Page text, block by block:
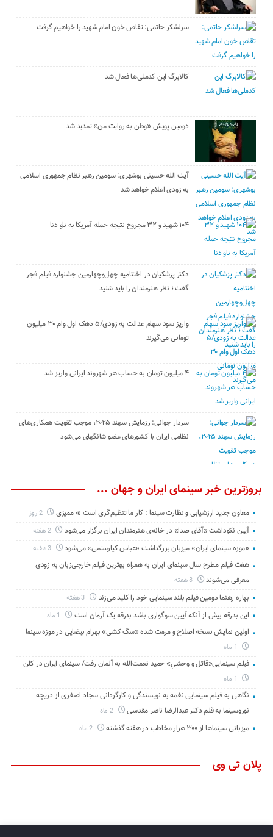
سرلشکر حاتمی: تقاص خون امام شهید را خواهیم گرفت
کالابرگ این کدملی‌ها فعال شد
دومین پویش «وطن به روایت من» تمدید شد
آیت الله حسینی بوشهری: سومین رهبر نظام جمهوری اسلامی
به زودی اعلام خواهد شد
۱۰۴ شهید و ۳۲ مجروح نتیجه حمله آمریکا به ناو دنا
دکتر پزشکیان در اختتامیه چهل‌وچهارمین جشنواره فیلم فجر
گفت ؛ نظر هنرمندان را باید شنید
واریز سود سهام عدالت به زودی/۵ دهک اول وام ۳۰ میلیون
تومانی می‌گیرند
۴ میلیون تومان به حساب هر شهروند ایرانی واریز شد
سردار جوانی: رزمایش سهند ۲۰۲۵، موجب تقویت همکاری‌های
نظامی ایران با کشور‌های عضو شانگهای می‌شود
بروزترین خبر سینمای ایران و جهان ...
معاون جدید ارزشیابی و نظارت سینما : کار ما تنظیم‌گری است نه ممیزی 2 روز
آیین نکوداشت «آقای صدا» در خانه‌ی هنرمندان ایران برگزار می‌شود 2 هفته
«موزه سینمای ایران» میزبان بزرگداشت «عباس کیارستمی» می‌شود 3 هفته
هفت فیلم مطرح سال سینمای ایران به همراه بهترین فیلم خارجی‌زبان به زودی
معرفی می‌شوند
3 هفته
بهاره رهنما دومین فیلم بلند سینمایی خود را کلید می‌زند
این بدرقه بیش از آنکه آیین سوگواری باشد بدرقه یک آرمان است
اولین نمایش نسخه اصلاح و مرمت شده «سگ کشی» بهرام بیضایی در موزه سینما
فیلم سینمایی«قاتل و وحشیِ» حمید نعمت‌الله به آلمان رفت/ سینمای ایران در کلن
نگاهی به فیلم سینمایی نغمه به نویسندگی و کارگردانی سجاد اصغری از دریچه
نوروسینما به قلم دکتر عبدالرضا ناصر مقدسی
2 ماه
میزبانی سینماها از ۳۰۰ هزار مخاطب در هفته گذشته 2 ماه
پلان تی وی